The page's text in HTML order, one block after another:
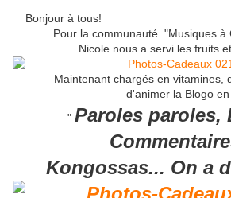
Bonjour à tous!
Pour la communauté "Musiques à
Nicole nous a servi les fruits
Maintenant chargés en vitamines,
d'animer la Blogo en
" Paroles paroles,
Kongossas... On a